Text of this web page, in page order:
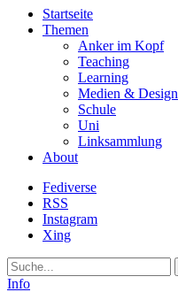
Startseite
Themen
Anker im Kopf
Teaching
Learning
Medien & Design
Schule
Uni
Linksammlung
About
Fediverse
RSS
Instagram
Xing
Suche
Info